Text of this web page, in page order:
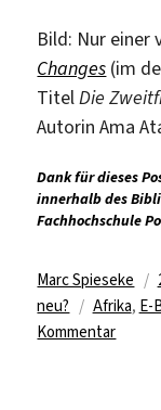
Bild: Nur einer
Changes (im
TitelDie
Autorin Ama
Dank für dieses
innerhalb des
Fachhochschule
Autor
Marc Spieseke
neu?
Afrika, E-
Kommentarzu